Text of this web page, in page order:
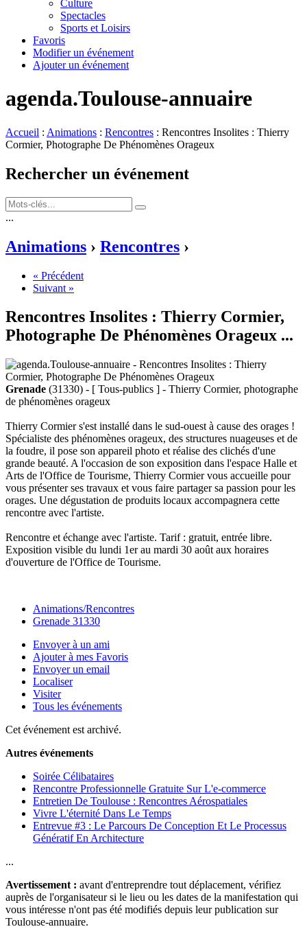
Culture
Spectacles
Sports et Loisirs
Favoris
Modifier un événement
Ajouter un événement
agenda.Toulouse-annuaire
Accueil : Animations : Rencontres : Rencontres Insolites : Thierry
Cormier, Photographe De Phénomènes Orageux
Rechercher un événement
...
Animations › Rencontres ›
« Précédent
Suivant »
Rencontres Insolites : Thierry Cormier,
Photographe De Phénomènes Orageux ...
Grenade (31330) - [ Tous-publics ] - Thierry Cormier, photographe
de phénomènes orageux
Thierry Cormier s'est installé dans le sud-ouest à cause des orages !
Spécialiste des phénomènes orageux, des structures nuageuses et de
la foudre, il pose son appareil photo et réalise des clichés d'une
grande beauté. A l'occasion de son exposition dans l'espace Halle et
Arts de l'Office de Tourisme, Thierry Cormier vous accueille pour
vous présenter ses travaux et vous faire partager sa passion pour les
orages. Une dégustation de produits locaux accompagnera cette
rencontre avec l'artiste.
Rencontre et échange avec l'artiste. Tarif : gratuit, entrée libre.
Exposition visible du lundi 1er au mardi 30 août aux horaires
d'ouverture de l'Office de Tourisme.
Animations/Rencontres
Grenade 31330
Envoyer à un ami
Ajouter à mes Favoris
Envoyer un email
Localiser
Visiter
Tous les événements
Cet événement est archivé.
Autres événements
Soirée Célibataires
Rencontre Professionnelle Gratuite Sur L'e-commerce
Entretien De Toulouse : Rencontres Aérospatiales
Vivre L'éternité Dans Le Temps
Entrevue #3 : Le Parcours De Conception Et Le Processus
Génératif En Architecture
...
Avertissement : avant d'entreprendre tout déplacement, vérifiez
auprès de l'organisateur si le lieu ou les dates de la manifestation qui
vous intéresse n'ont pas été modifiés depuis leur publication sur
Toulouse-annuaire.